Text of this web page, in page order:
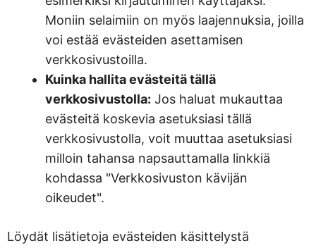
Moniin selaimiin on myös laajennuksia, joilla
voi estää evästeiden asettamisen
verkkosivustoilla.
Kuinka hallita evästeitä tällä
verkkosivustolla: Jos haluat mukauttaa
evästeitä koskevia asetuksiasi tällä
verkkosivustolla, voit muuttaa asetuksiasi
milloin tahansa napsauttamalla linkkiä
kohdassa "Verkkosivuston kävijän
oikeudet".
Löydät lisätietoja evästeiden käsittelystä